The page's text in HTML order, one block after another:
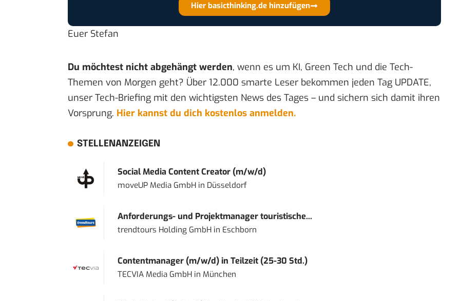
Hier basicthinking.de hinzufügen
Euer Stefan
Du möchtest nicht abgehängt werden, wenn es um KI, Green Tech und die Tech-
Themen von Morgen geht? Über 12.000 smarte Leser bekommen jeden Tag UPDATE,
unser Tech-Briefing mit den wichtigsten News des Tages – und sichern sich damit ihren
Vorsprung. Hier kannst du dich kostenlos anmelden.
STELLENANZEIGEN
Social Media Content Creator (m/w/d)
moveUP Media GmbHin Düsseldorf
Anforderungs- und Projektmanager touristische...
trendtours Holding GmbHin Eschborn
Contentmanager (m/w/d) in Teilzeit (25-30 Std.)
TECVIA Media GmbHin München